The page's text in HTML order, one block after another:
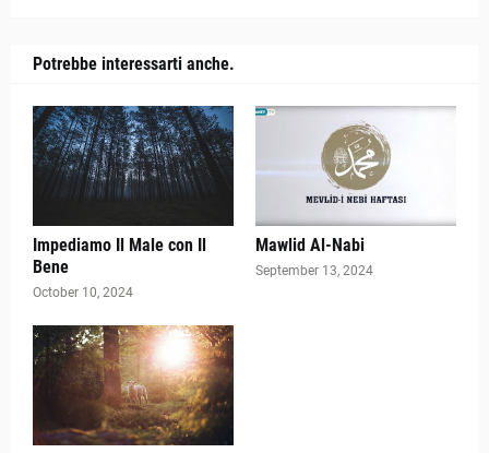
Potrebbe interessarti anche.
Impediamo Il Male con Il
Bene
October 10, 2024
Mawlid Al-Nabi
September 13, 2024